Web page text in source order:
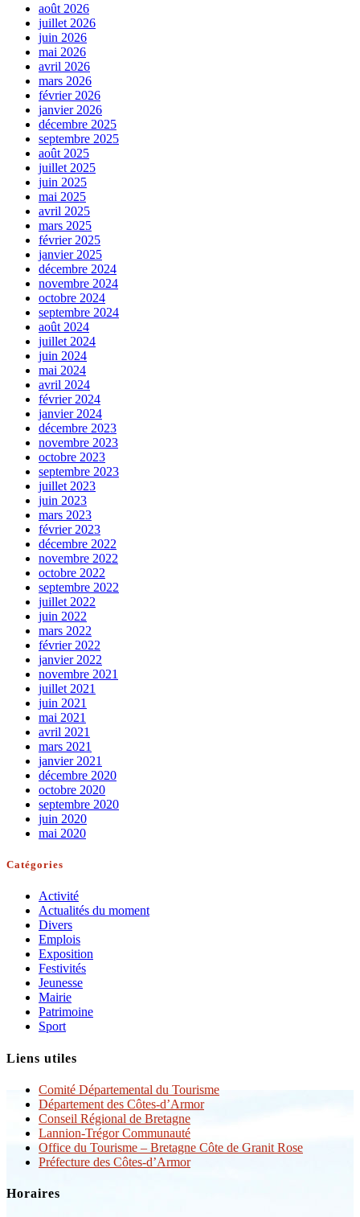
août 2026
juillet 2026
juin 2026
mai 2026
avril 2026
mars 2026
février 2026
janvier 2026
décembre 2025
septembre 2025
août 2025
juillet 2025
juin 2025
mai 2025
avril 2025
mars 2025
février 2025
janvier 2025
décembre 2024
novembre 2024
octobre 2024
septembre 2024
août 2024
juillet 2024
juin 2024
mai 2024
avril 2024
février 2024
janvier 2024
décembre 2023
novembre 2023
octobre 2023
septembre 2023
juillet 2023
juin 2023
mars 2023
février 2023
décembre 2022
novembre 2022
octobre 2022
septembre 2022
juillet 2022
juin 2022
mars 2022
février 2022
janvier 2022
novembre 2021
juillet 2021
juin 2021
mai 2021
avril 2021
mars 2021
janvier 2021
décembre 2020
octobre 2020
septembre 2020
juin 2020
mai 2020
Catégories
Activité
Actualités du moment
Divers
Emplois
Exposition
Festivités
Jeunesse
Mairie
Patrimoine
Sport
Liens utiles
Comité Départemental du Tourisme
Département des Côtes-d’Armor
Conseil Régional de Bretagne
Lannion-Trégor Communauté
Office du Tourisme – Bretagne Côte de Granit Rose
Préfecture des Côtes-d’Armor
Horaires